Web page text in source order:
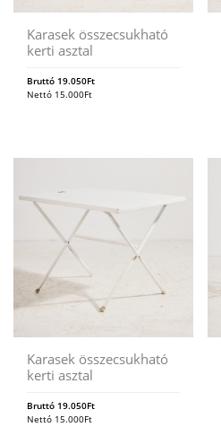
Karasek összecsukható
kerti asztal
Bruttó 19.050Ft
Nettó 15.000Ft
Karasek összecsukható
kerti asztal
Bruttó 19.050Ft
Nettó 15.000Ft